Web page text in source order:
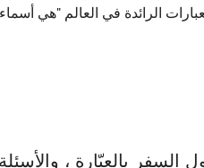
الرائدة في العالم "هي
بالعبّارة ، والأسئلة